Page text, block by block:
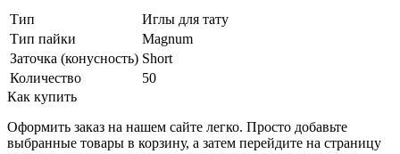
Тип
Иглы для тату
Тип пайки
Magnum
Заточка (конусность) Short
Количество
50
Как купить
Оформить заказ на нашем сайте легко. Просто добавьте
выбранные товары в корзину, а затем перейдите на страницу